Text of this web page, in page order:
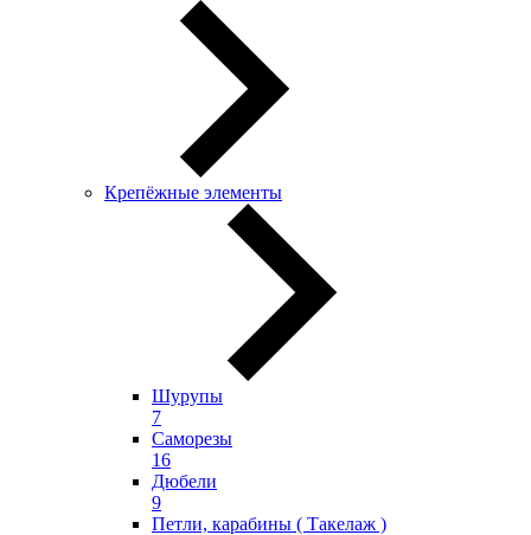
Крепёжные элементы
Шурупы
7
Саморезы
16
Дюбели
9
Петли, карабины ( Такелаж )